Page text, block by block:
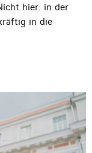
hier: in der
in die